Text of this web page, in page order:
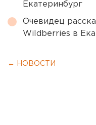
Екатеринбург
Очевидец
Wildberries в
← НОВОСТИ